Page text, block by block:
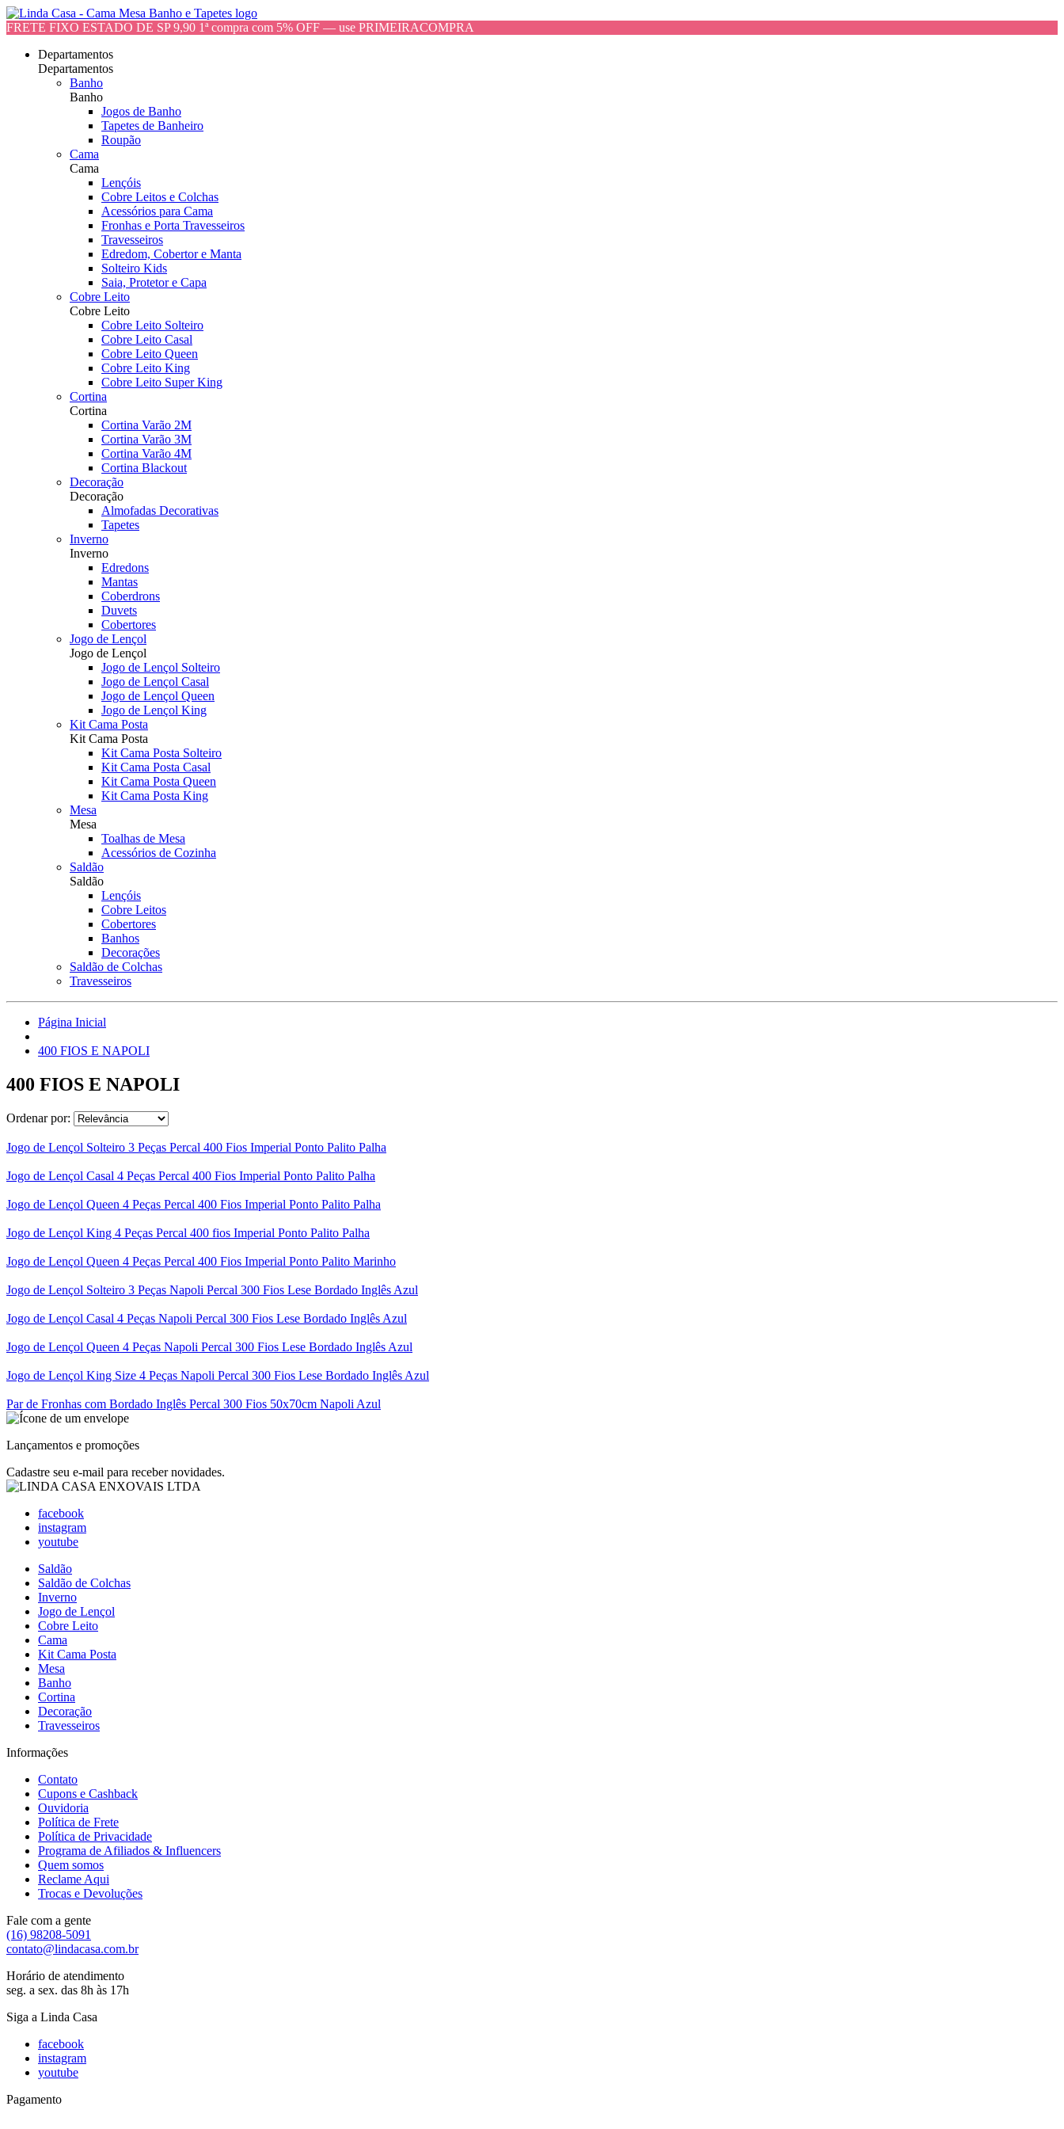
FRETE FIXO ESTADO DE SP 9,90 1ª compra com 5% OFF — use PRIMEIRACOMPRA
Departamentos
Departamentos
Banho
Banho
Jogos de Banho
Tapetes de Banheiro
Roupão
Cama
Cama
Lençóis
Cobre Leitos e Colchas
Acessórios para Cama
Fronhas e Porta Travesseiros
Travesseiros
Edredom, Cobertor e Manta
Solteiro Kids
Saia, Protetor e Capa
Cobre Leito
Cobre Leito
Cobre Leito Solteiro
Cobre Leito Casal
Cobre Leito Queen
Cobre Leito King
Cobre Leito Super King
Cortina
Cortina
Cortina Varão 2M
Cortina Varão 3M
Cortina Varão 4M
Cortina Blackout
Decoração
Decoração
Almofadas Decorativas
Tapetes
Inverno
Inverno
Edredons
Mantas
Coberdrons
Duvets
Cobertores
Jogo de Lençol
Jogo de Lençol
Jogo de Lençol Solteiro
Jogo de Lençol Casal
Jogo de Lençol Queen
Jogo de Lençol King
Kit Cama Posta
Kit Cama Posta
Kit Cama Posta Solteiro
Kit Cama Posta Casal
Kit Cama Posta Queen
Kit Cama Posta King
Mesa
Mesa
Toalhas de Mesa
Acessórios de Cozinha
Saldão
Saldão
Lençóis
Cobre Leitos
Cobertores
Banhos
Decorações
Saldão de Colchas
Travesseiros
Página Inicial
400 FIOS E NAPOLI
400 FIOS E NAPOLI
Ordenar por:
Jogo de Lençol Solteiro 3 Peças Percal 400 Fios Imperial Ponto Palito Palha
Jogo de Lençol Casal 4 Peças Percal 400 Fios Imperial Ponto Palito Palha
Jogo de Lençol Queen 4 Peças Percal 400 Fios Imperial Ponto Palito Palha
Jogo de Lençol King 4 Peças Percal 400 fios Imperial Ponto Palito Palha
Jogo de Lençol Queen 4 Peças Percal 400 Fios Imperial Ponto Palito Marinho
Jogo de Lençol Solteiro 3 Peças Napoli Percal 300 Fios Lese Bordado Inglês Azul
Jogo de Lençol Casal 4 Peças Napoli Percal 300 Fios Lese Bordado Inglês Azul
Jogo de Lençol Queen 4 Peças Napoli Percal 300 Fios Lese Bordado Inglês Azul
Jogo de Lençol King Size 4 Peças Napoli Percal 300 Fios Lese Bordado Inglês Azul
Par de Fronhas com Bordado Inglês Percal 300 Fios 50x70cm Napoli Azul
Lançamentos e promoções
Cadastre seu e-mail para receber novidades.
facebook
instagram
youtube
Saldão
Saldão de Colchas
Inverno
Jogo de Lençol
Cobre Leito
Cama
Kit Cama Posta
Mesa
Banho
Cortina
Decoração
Travesseiros
Informações
Contato
Cupons e Cashback
Ouvidoria
Política de Frete
Política de Privacidade
Programa de Afiliados & Influencers
Quem somos
Reclame Aqui
Trocas e Devoluções
Fale com a gente
(16) 98208-5091
contato@lindacasa.com.br
Horário de atendimento
seg. a sex. das 8h às 17h
Siga a Linda Casa
facebook
instagram
youtube
Pagamento